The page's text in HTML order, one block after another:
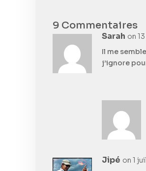
9 Commentaires
Sarah on
Il me
j’ignore
Jipé on 1